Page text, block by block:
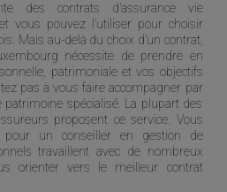
des contrats d’assurance vie
vous pouvez l’utiliser pour choisir
Mais au-delà du choix d’un contrat,
nécessite de prendre en
patrimoniale et vos objectifs
pas à vous faire accompagner par
spécialisé. La plupart des
proposent ce service. Vous
pour un conseiller en gestion de
travaillent avec de nombreux
orienter vers le meilleur contrat